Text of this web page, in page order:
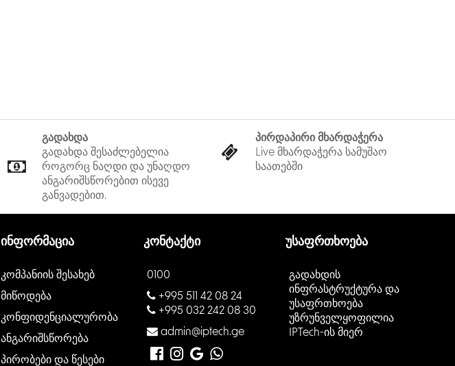
გადახდა
გადახდა შესაძლებელია
როგორც ნაღდი და უნაღდო
ანგარიშსწორებით ისევე
განვადებით.
პირდაპირი მხარდაჭერა
Live მხარდაჭერა სამუშაო
საათებში
ინფორმაცია
კომპანიის შესახებ
მიწოდება
კონფიდენციალურობა
ანგარიშსწორება
პირობები და წესები
კონტაქტი
0100
+995 511 42 08 24
+995 032 242 08 30
admin@iptech.ge
უსაფრთხოება
გადახდის
ინფრასტრუქტურა და
უსაფრთხოება
უზრუნველყოფილია
IPTech-ის მიერ